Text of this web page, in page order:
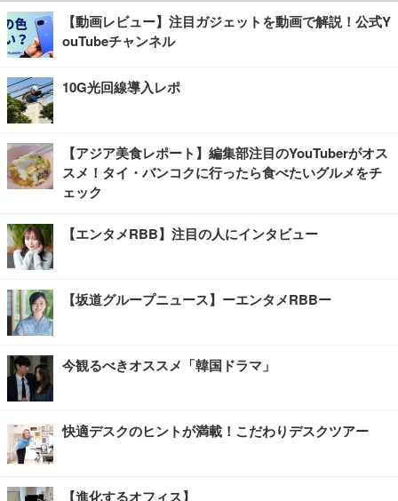
【動画レビュー】注目ガジェットを動画で解説！公式Y
ouTubeチャンネル
10G光回線導入レポ
【アジア美食レポート】編集部注目のYouTuberがオス
スメ！タイ・バンコクに行ったら食べたいグルメをチ
ェック
【エンタメRBB】注目の人にインタビュー
【坂道グループニュース】ーエンタメRBBー
今観るべきオススメ「韓国ドラマ」
快適デスクのヒントが満載！こだわりデスクツアー
【進化するオフィス】